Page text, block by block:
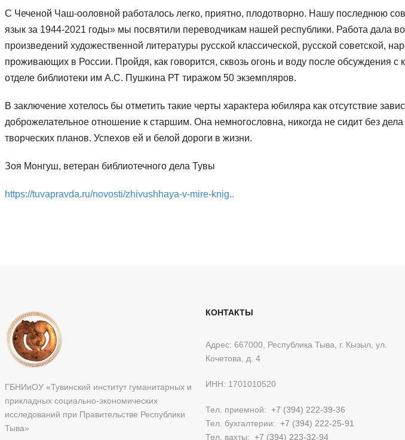
С Чеченой Чаш-ооловной работалось легко, приятно, плодотворно. Нашу последнюю
язык за 1944-2021 годы» мы посвятили переводчикам нашей республики. Работа дала
произведений художественной литературы русской классической, русской советской,
проживающих в России. Пройдя, как говорится, сквозь огонь и воду после обсуждения
отделе библиотеки им А.С. Пушкина РТ тиражом 50 экземпляров.
В заключение хотелось бы отметить такие черты характера юбиляра как отсутствие
доброжелательное отношение к старшим. Она немногословна, никогда не сидит без
творческих планов. Успехов ей и белой дороги в жизни.
Зоя Монгуш, ветеран библиотечного дела Тувы
https://tuvapravda.ru/novosti/zhivushhaya-v-mire-knig..
ГБНИиОУ «Тувинский институт гуманитарных и
прикладных социально-экономических
исследований при Правительстве Республики
Тыва»
КОНТАКТЫ
Адрес: 667000, Республика Тыва, г. Кызыл, ул.
Кочетова, д. 4
ИНН: 1701010520
Тел. приемной: +7 (394) 222-39-36
Тел. бухгалтерии: +7 (394) 222-25-91
Тел. вахты: +7 (394) 223-32-94